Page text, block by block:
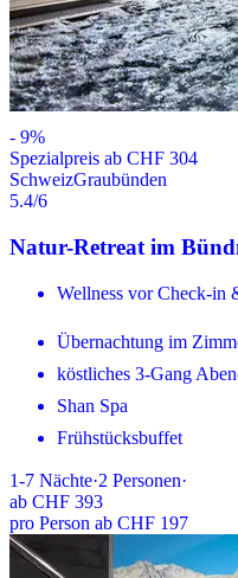
- 9%
Spezialpreis ab CHF 304
SchweizGraubünden
5.4/6
Natur-Retreat im
Wellness vor Check-in
Übernachtung im
köstliches 3-Gang
Shan Spa
Frühstücksbuffet
1-7 Nächte·2 Personen·
ab CHF 393
pro Person ab CHF 197